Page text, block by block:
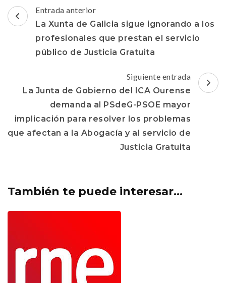
Navegación
de
entradas
Entrada anterior
La Xunta de Galicia sigue ignorando a los
profesionales que prestan el servicio
público de Justicia Gratuita
Siguiente entrada
La Junta de Gobierno del ICA Ourense
demanda al PSdeG-PSOE mayor
implicación para resolver los problemas
que afectan a la Abogacía y al servicio de
Justicia Gratuita
También te puede interesar...